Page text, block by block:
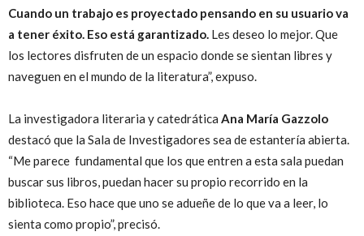
Cuando un trabajo es proyectado pensando en su usuario va
a tener éxito. Eso está garantizado. Les deseo lo mejor. Que
los lectores disfruten de un espacio donde se sientan libres y
naveguen en el mundo de la literatura”, expuso.
La investigadora literaria y catedrática Ana María Gazzolo
destacó que la Sala de Investigadores sea de estantería abierta.
“Me parece fundamental que los que entren a esta sala puedan
buscar sus libros, puedan hacer su propio recorrido en la
biblioteca. Eso hace que uno se adueñe de lo que va a leer, lo
sienta como propio”, precisó.